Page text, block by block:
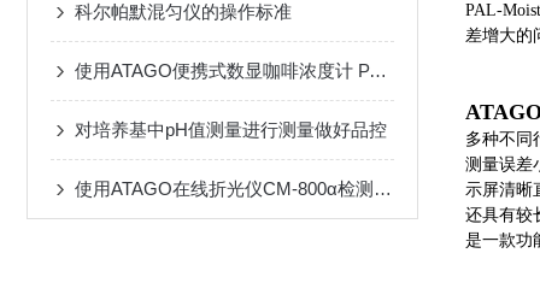
科尔帕默混匀仪的操作标准
使用ATAGO便携式数显咖啡浓度计 PAL-COFFEE(BX/TDS)测量咖啡浓度
对培养基中pH值测量进行测量做好品控
使用ATAGO在线折光仪CM-800α检测脱脂浓度
PAL-
差增大的
多种不同
测量误差
示屏清晰
还具有较
是一款功